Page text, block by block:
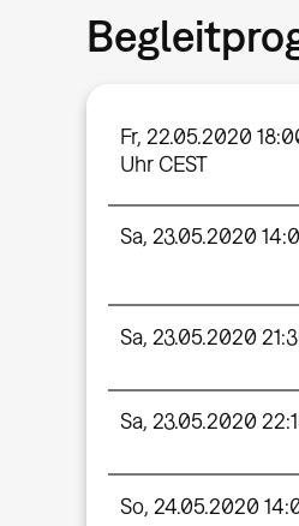
Fr, 22.05.2020
Uhr CEST
Sa, 23.05.2020
Sa, 23.05.2020
Sa, 23.05.2020
So, 24.05.2020